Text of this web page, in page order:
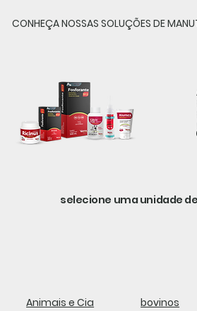
CONHEÇA NOSSAS SOLUÇÕES DE
selecione uma unidade
Animais e Cia bovinos